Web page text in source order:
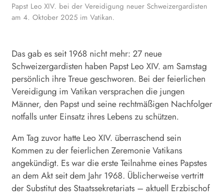
Papst Leo XIV. bei der Vereidigung neuer Schweizergardisten
am 4. Oktober 2025 im Vatikan.
Das gab es seit 1968 nicht mehr: 27 neue
Schweizergardisten haben Papst Leo XIV. am Samstag
persönlich ihre Treue geschworen. Bei der feierlichen
Vereidigung im Vatikan versprachen die jungen
Männer, den Papst und seine rechtmäßigen Nachfolger
notfalls unter Einsatz ihres Lebens zu schützen.
Am Tag zuvor hatte Leo XIV. überraschend sein
Kommen zu der feierlichen Zeremonie Vatikans
angekündigt. Es war die erste Teilnahme eines Papstes
an dem Akt seit dem Jahr 1968. Üblicherweise vertritt
der Substitut des Staatssekretariats – aktuell Erzbischof